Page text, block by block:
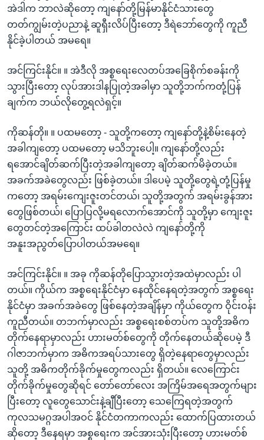
အဲဒါက ဘာလဲဆိုတော့ ကျနော်တို့မြန်မာနိုင်ငံသားတွေ
တတ်ကျွမ်းတဲ့ပညာနဲ့ ဆူရှီးလိပ်ပြီးတော့ ဒီရဲဘော်တွေကို ကူညီ
နိုင်ခဲ့ပါတယ် အမရေ။
အင်ကြင်းနိုင်။ ။ အဲဒီလို အစ္စရေးလေတပ်အခြေစိုက်စခန်းကို
သွားပြီးတော့ လုပ်အားဒါနပြုတဲ့အခါမှာ သူတို့ဘက်ကတုံ့ပြန်
ချက်က ဘယ်လိုတွေ့ရလဲရှင့်။
ကိုဆန်တို။ ။ ပထမတော့ - သူတို့ကတော့ ကျနော်တို့နဲ့စိမ်းနေတဲ့
အခါကျတော့ ပထမတော့ မသိဘူးပေါ့။ ကျနော်တို့လည်း
ရအောင်ချိတ်ဆက်ပြီးတဲ့အခါကျတော့ ချိတ်ဆက်မိခဲ့တယ်။
အခက်အခဲတွေလည်း ဖြစ်ခဲ့တယ်။ ဒါပေမဲ့ သူတို့တွေရဲ့တုံ့ပြန်မှု
ကတော့ အရမ်းကျေးဇူးတင်တယ်၊ သူတို့အတွက် အရမ်းခွန်အား
တွေဖြစ်တယ်၊ ပြောပြလို့မရလောက်အောင်ကို သူတို့မှာ ကျေးဇူး
တွေတင်တဲ့အကြောင်း ထပ်ခါတလဲလဲ ကျနော်တို့ကို
အနူးအညွတ်ပြောပါတယ်အမရေ။
အင်ကြင်းနိုင်။ ။ အခု ကိုဆန်တိုပြောသွားတဲ့အထဲမှာလည်း ပါ
တယ်။ ကိုယ်က အစ္စရေးနိုင်ငံမှာ နေထိုင်နေရတဲ့အတွက် အစ္စရေး
နိုင်ငံမှာ အခက်အခဲတွေ ဖြစ်နေတဲ့အချိန်မှာ ကိုယ်တွေက ဝိုင်းဝန်း
ကူညီတယ်။ တဘက်မှာလည်း အစ္စရေးစစ်တပ်က သူတို့အဓိက
တိုက်နေရာမှာလည်း ဟားမတ်စ်တွေကို တိုက်နေတယ်ဆိုပေမဲ့ ဒီ
ဂါဇာဘက်မှာက အဓိကအရပ်သားတွေ ရှိတဲ့နေရာတွေမှာလည်း
သူတို့ အဓိကတိုက်ခိုက်မှုတွေကလည်း ရှိတယ်။ လေကြောင်း
တိုက်ခိုက်မှုတွေဆိုရင် တော်တော်လေး အကြိမ်အရေအတွက်များ
ပြီးတော့ လူတွေသောင်းနဲ့ချီပြီးတော့ သေကြေရတဲ့အတွက်
ကုလသမဂ္ဂအပါအဝင် နိုင်ငံတကာကလည်း ထောက်ပြထားတယ်
ဆိုတော့ ဒီနေရမှာ အစ္စရေးက အင်အားသုံးပြီးတော့ ဟားမတ်စ်